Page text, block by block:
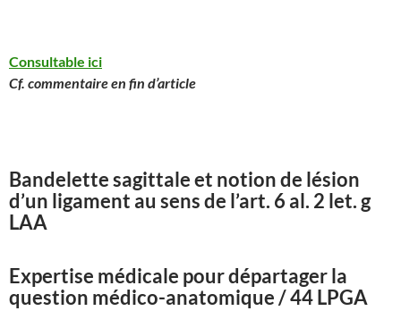
Consultable ici
Cf. commentaire en fin d’article
Bandelette sagittale et notion de lésion
d’un ligament au sens de l’art. 6 al. 2 let. g
LAA
Expertise médicale pour départager la
question médico-anatomique / 44 LPGA